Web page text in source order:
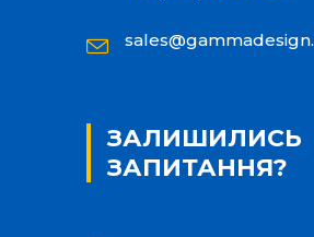
ЗАЛИШИЛИСЬ
ЗАПИТАННЯ?